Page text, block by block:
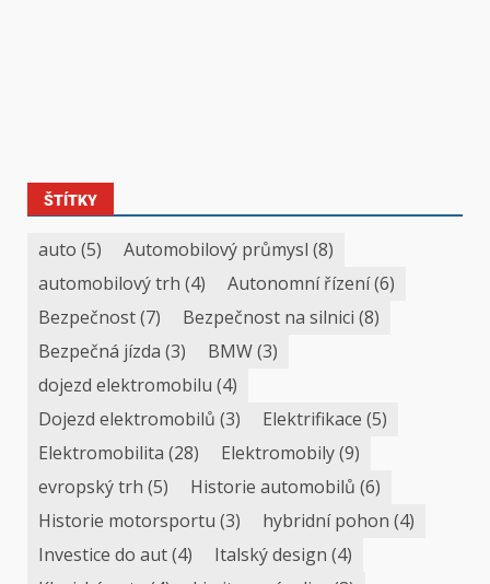
ŠTÍTKY
auto (5) Automobilový průmysl (8)
automobilový trh (4) Autonomní řízení(6)
Bezpečnost(7) Bezpečnost na silnici (8)
Bezpečná jízda (3) BMW(3)
dojezd elektromobilu (4)
Dojezd elektromobilů (3) Elektrifikace (5)
Elektromobilita (28) Elektromobily(9)
evropský trh (5) Historie automobilů (6)
Historie motorsportu (3) hybridní pohon (4)
Investice do aut(4) Italský design (4)